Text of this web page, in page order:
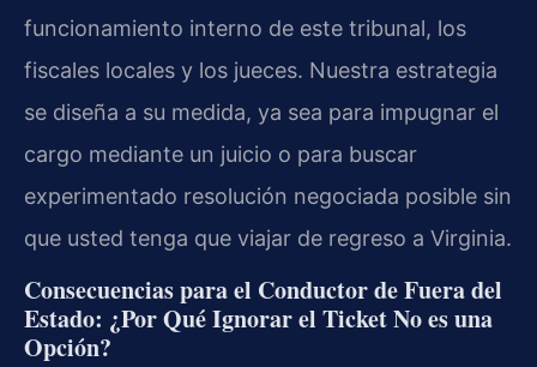
funcionamiento interno de este tribunal, los
fiscales locales y los jueces. Nuestra estrategia
se diseña a su medida, ya sea para impugnar el
cargo mediante un juicio o para buscar
experimentado resolución negociada posible sin
que usted tenga que viajar de regreso a Virginia.
Consecuencias para el Conductor de Fuera del
Estado: ¿Por Qué Ignorar el Ticket No es una
Opción?